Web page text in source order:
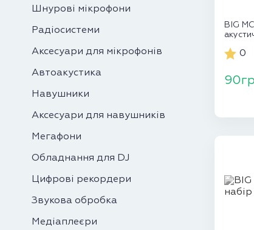
Шнурові мікрофони
Радіосистеми
Аксесуари для мікрофонів
Автоакустика
Навушники
Аксесуари для навушників
Мегафони
Обладнання для DJ
Цифрові рекордери
Звукова обробка
Медіаплеєри
BIG
0